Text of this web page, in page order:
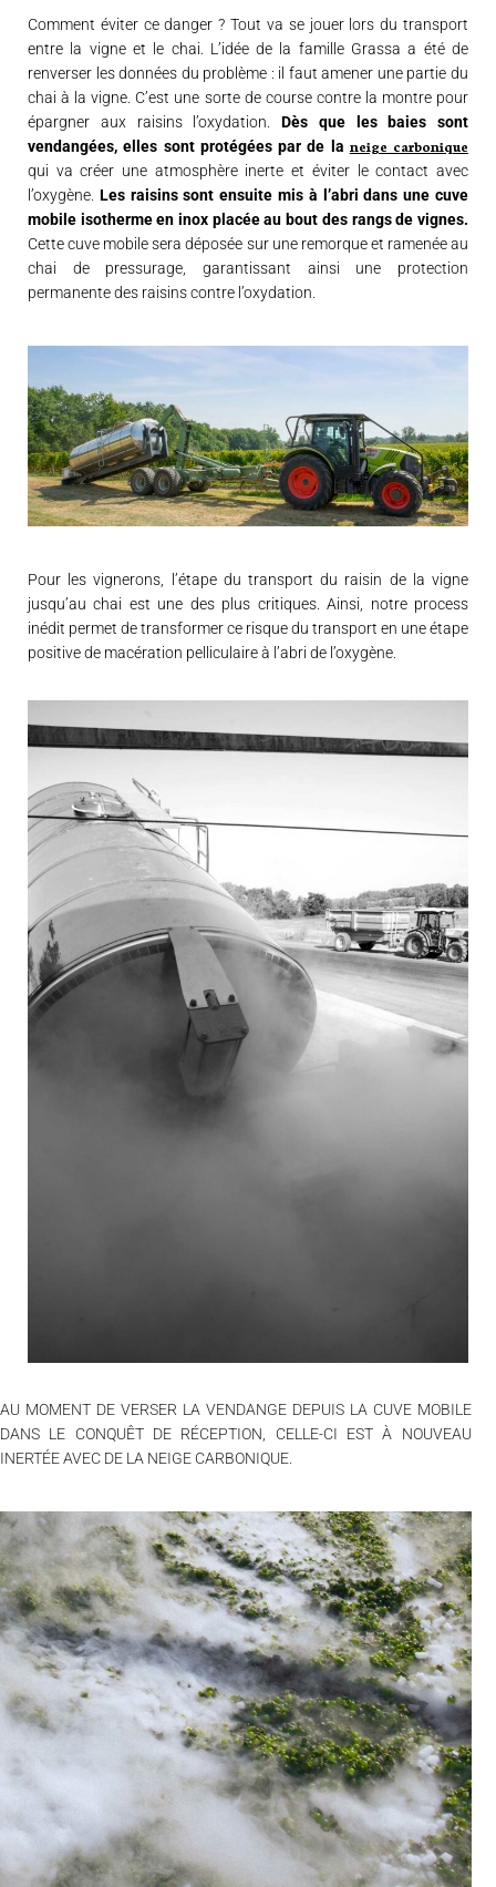
Comment éviter ce danger ? Tout va se jouer lors du transport
entre la vigne et le chai. L’idée de la famille Grassa a été de
renverser les données du problème : il faut amener une partie du
chai à la vigne. C’est une sorte de course contre la montre pour
épargner aux raisins l’oxydation. Dès que les baies sont
vendangées, elles sont protégées par de la neige carbonique
qui va créer une atmosphère inerte et éviter le contact avec
l’oxygène. Les raisins sont ensuite mis à l’abri dans une cuve
mobile isotherme en inox placée au bout des rangs de vignes.
Cette cuve mobile sera déposée sur une remorque et ramenée au
chai de pressurage, garantissant ainsi une protection
permanente des raisins contre l’oxydation.
Pour les vignerons, l’étape du transport du raisin de la vigne
jusqu’au chai est une des plus critiques. Ainsi, notre process
inédit permet de transformer ce risque du transport en une étape
positive de macération pelliculaire à l’abri de l’oxygène.
AU MOMENT DE VERSER LA VENDANGE DEPUIS LA CUVE MOBILE
DANS LE CONQUÊT DE RÉCEPTION, CELLE-CI EST À NOUVEAU
INERTÉE AVEC DE LA NEIGE CARBONIQUE.